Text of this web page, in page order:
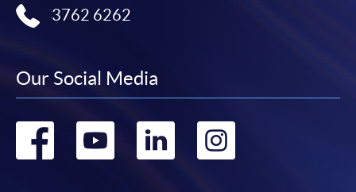
docx, jpg 和pdf格式之附件。
繳交所需費用
申請人可使用以下方式繳交報名費或課程費用:
3762 6262
Our Social Media
Go
Go
Go